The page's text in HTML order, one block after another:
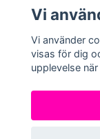
Sociala medier
Vi
Vi använder
visas för dig
upplevelse